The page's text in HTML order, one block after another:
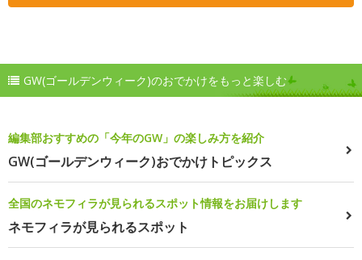
GW(ゴールデンウィーク)のおでかけをもっと楽しむ
編集部おすすめの「今年のGW」の楽しみ方を紹介
GW(ゴールデンウィーク)おでかけトピックス
全国のネモフィラが見られるスポット情報をお届けします
ネモフィラが見られるスポット